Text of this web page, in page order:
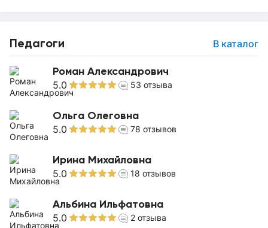
Педагоги В каталог
Роман Александрович
5.0 53 отзыва
Ольга Олеговна
5.0 78 отзывов
Ирина Михайловна
5.0 18 отзывов
Альбина Ильфатовна
5.0 2 отзыва